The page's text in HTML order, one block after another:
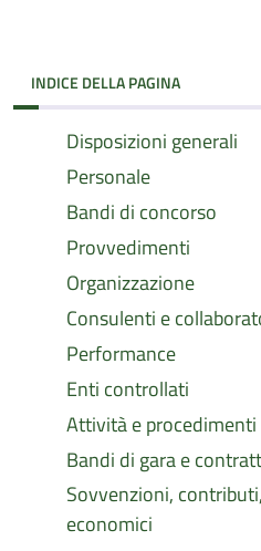
INDICE DELLA PAGINA
Disposizioni generali
Personale
Bandi di concorso
Provvedimenti
Organizzazione
Consulenti e
Performance
Enti controllati
Attività e procedimenti
Bandi di gara e
Sovvenzioni,
economici